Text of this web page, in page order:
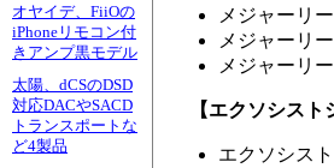
オヤイデ、FiiOの
iPhoneリモコン付
きアンプ黒モデル
太陽、dCSのDSD
対応DACやSACD
トランスポートな
ど4製品
メジャーリ
メジャーリ
メジャーリ
【エクソシスト
エクソシス